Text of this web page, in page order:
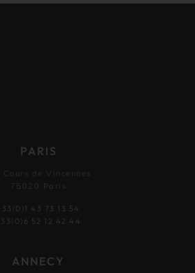
PARIS
Cours de Vincennes
75020 Paris
43 73 13 54
52 12 42 44
ANNECY